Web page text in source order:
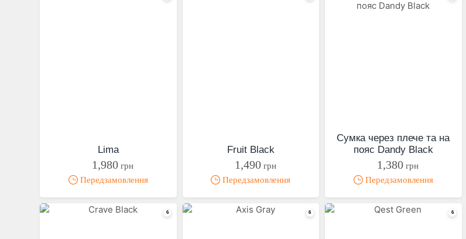
Lima
1,980 грн
Передзамовлення
Fruit Black
1,490грн
Передзамовлення
Сумка через плече та на
пояс Dandy Black
1,380 грн
Передзамовлення